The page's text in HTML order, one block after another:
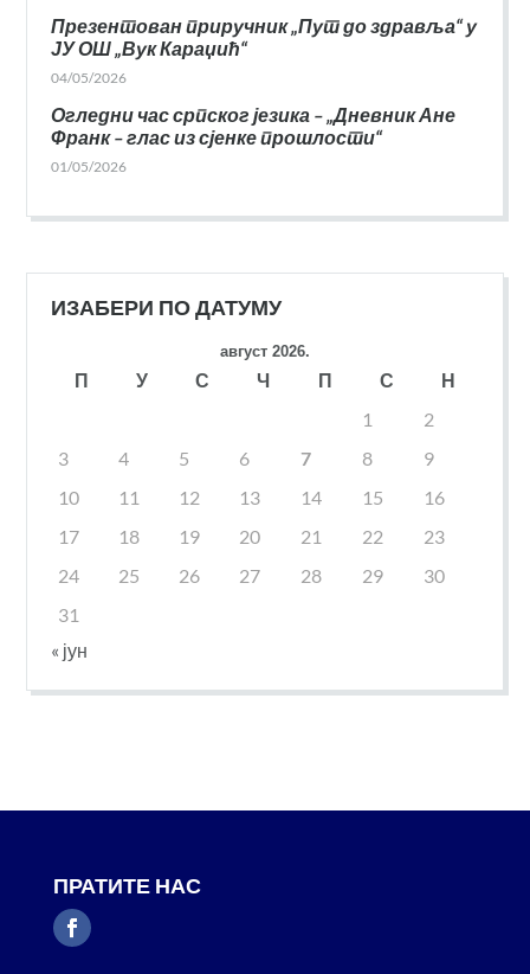
Презентован приручник „Пут до здравља“ у
ЈУ ОШ „Вук Караџић“
04/05/2026
Огледни час српског језика – „Дневник Ане
Франк – глас из сјенке прошлости“
01/05/2026
ИЗАБЕРИ ПО ДАТУМУ
август 2026.
П У С Ч П С
Н
1
2
3
4 5 6 7 8
9
10
11 12 13 14 15
16
17
18 19 20 21 22
23
24
25 26 27 28 29
30
31
« јун
ПРАТИТЕ НАС